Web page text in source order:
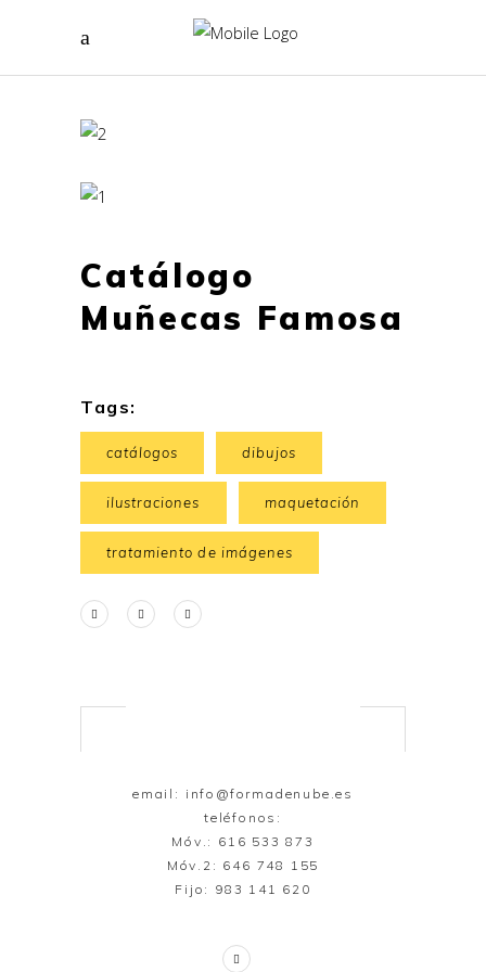
Catálogo
Muñecas Famosa
Tags:
catálogos dibujos
ilustraciones maquetación
tratamiento de imágenes
email: info@formadenube.es
teléfonos:
Móv.: 616 533 873
Móv.2: 646 748 155
Fijo: 983 141 620